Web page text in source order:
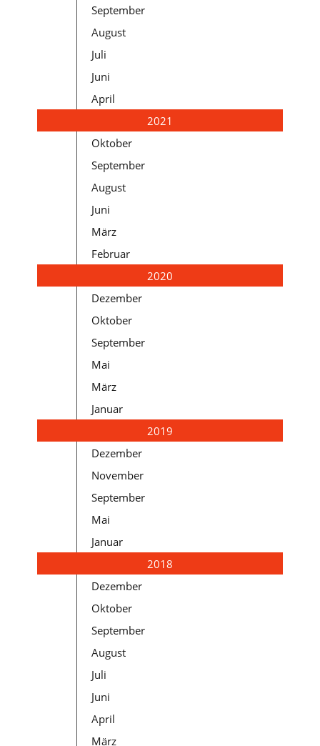
September
August
Juli
Juni
April
2021
Oktober
September
August
Juni
März
Februar
2020
Dezember
Oktober
September
Mai
März
Januar
2019
Dezember
November
September
Mai
Januar
2018
Dezember
Oktober
September
August
Juli
Juni
April
März